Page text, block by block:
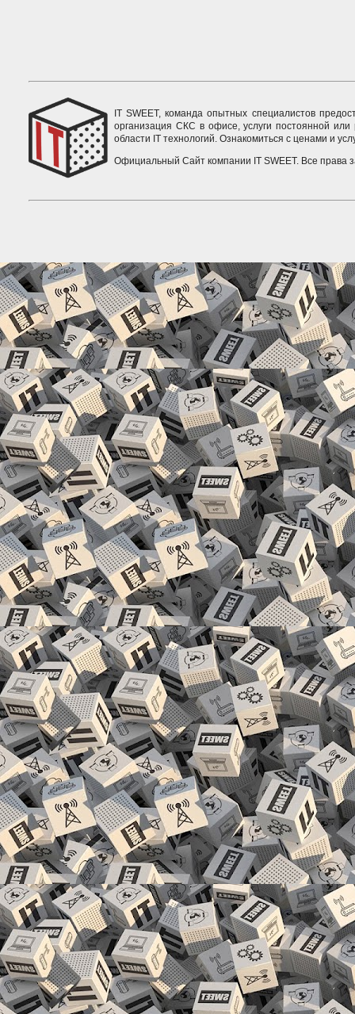
IT SWEET, команда опытных специалистов
организация СКС в офисе, услуги постоянной
области IT технологий. Ознакомиться с ценами и
Официальный Сайт компании IT SWEET. Все права